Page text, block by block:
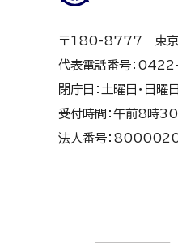
〒180-8777 東京
代表電話番号：
閉庁日：土曜日・日
受付時間：午前8時
法人番号：